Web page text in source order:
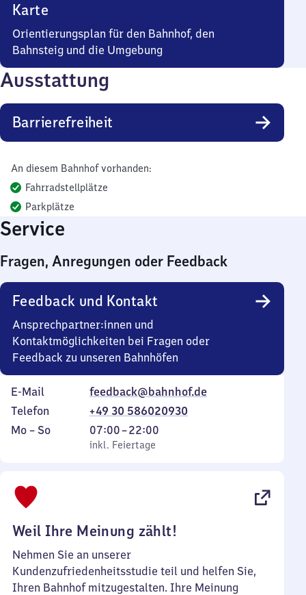
Karte
Orientierungsplan für den Bahnhof, den
Bahnsteig und die Umgebung
Ausstattung
Barrierefreiheit
An diesem Bahnhof vorhanden:
Fahrradstellplätze
Parkplätze
Service
Fragen, Anregungen oder Feedback
Feedback und Kontakt
Ansprechpartner:innen und
Kontaktmöglichkeiten bei Fragen oder
Feedback zu unseren Bahnhöfen
E-Mail
feedback@bahnhof.de
Telefon
+49 30 586020930
Montag
Mo – So,
inkl. Feiertage
07:00–22:00
Von
7
inkl. Feiertage
Weil Ihre Meinung zählt!
Nehmen Sie an unserer
Kundenzufriedenheitsstudie teil und helfen Sie,
Ihren Bahnhof mitzugestalten. Ihre Meinung